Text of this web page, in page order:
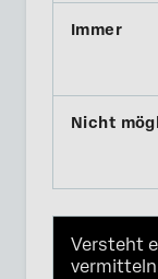
Versteht